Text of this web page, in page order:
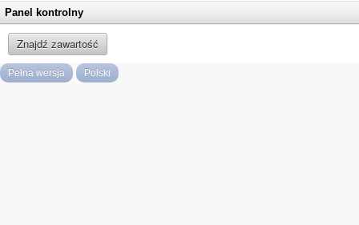
Panel kontrolny
Znajdź zawartość
Pełna wersja Polski